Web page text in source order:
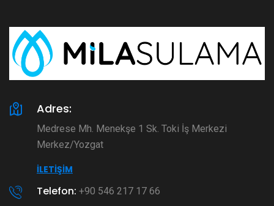
Adres:
Medrese Mh. Menekşe 1 Sk. Toki İş Merkezi
Merkez/Yozgat
İLETIŞIM
Telefon: +90 546 217 17 66